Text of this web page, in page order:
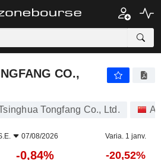
CO.,
Tongfang Co., Ltd.
07/08/2026 Varia. 1 janv.
-0,84% -20,52%